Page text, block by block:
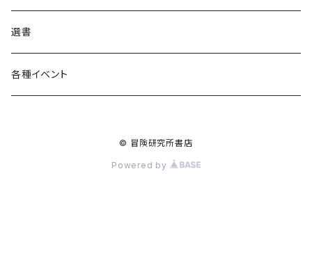
その他
ウェア
選書
各種イベント
© 冒険研究所書店
Powered by